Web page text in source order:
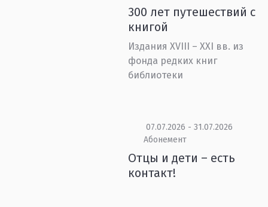
300 лет путешествий с
книгой
Издания XVIII – XXI вв. из
фонда редких книг
библиотеки
07.07.2026 - 31.07.2026
Абонемент
Отцы и дети – есть
контакт!